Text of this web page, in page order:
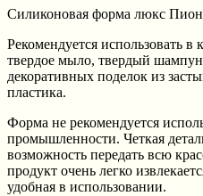
Силиконовая форма люкс Пион
Рекомендуется использовать в
твердое мыло, твердый
декоративных поделок из
пластика.
Форма не рекомендуется
промышленности. Четкая
возможность передать всю
продукт очень легко
удобная в использовании.